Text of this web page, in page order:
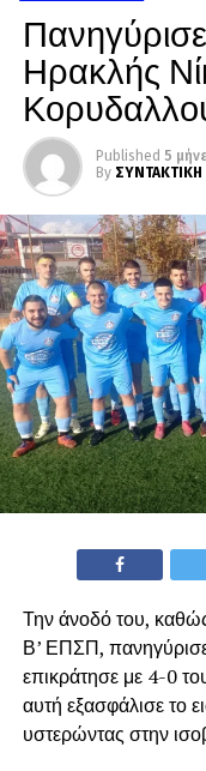
Ηρακλής
Published 5
By
Την άνοδό του,
Β’ ΕΠΣΠ,
επικράτησε με 4-0
αυτή εξασφάλισε το
υστερώντας στην